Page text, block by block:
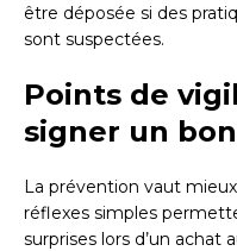
être déposée si des
sont suspectées.
Points de
signer un
La prévention vaut
réflexes simples
surprises lors d’un achat